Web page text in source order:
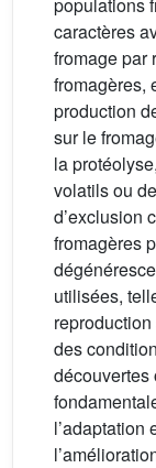
caractères
fromage par
fromagères,
production
sur le
la
volatils ou
d’exclusion
fromagères
utilisées,
des
découvertes
l’adaptation